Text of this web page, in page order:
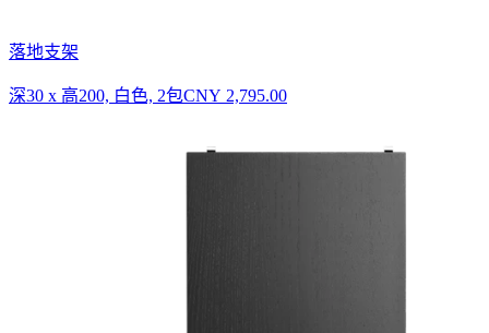
落地支架
深30 x 高200, 白色, 2包CNY 2,795.00